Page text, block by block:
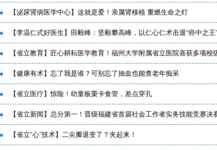
【泌尿肾病医学中心】这就是爱！亲属肾移植 重燃生命之灯
【李温仁式好医生】田毅峰：坚毅攀高峰，以仁心仁术击退“癌中之王
【省立教育】匠心耕耘医学教育！福州大学附属省立医院喜获多项校
【健康有术】忘了我是谁？可别忘了抽血也能查老年痴呆
【省立医疗】惊险！幼童板栗卡食管，差点穿孔
【省立新闻】总分第一！晋级福建省首届社会工作者实务技能竞赛决
【省立“心”技术】二尖瓣退变了？夹起来！